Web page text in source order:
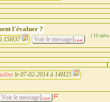
l'évaluer ?
15H37
( 10
Voir le message à part
le 07-02-2014 à 14H25
Voir le message à part